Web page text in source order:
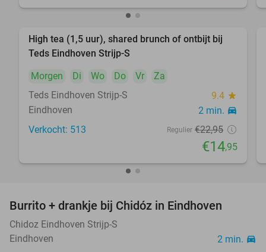
food
35%
High tea (1,5 uur), shared brunch of ontbijt bij
Teds Eindhoven Strijp-S
Morgen
Di Wo Do Vr
Za
Teds Eindhoven Strijp-S
9.4 star
Eindhoven 2 min. directions_car
Verkocht: 513 Regulier €22,95
€14,95
Burrito + drankje bij Chidóz in Eindhoven
Chidoz Eindhoven Strijp-S
Eindhoven
2 min. directions_car